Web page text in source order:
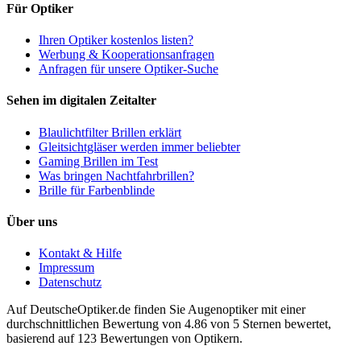
Für Optiker
Ihren Optiker kostenlos listen?
Werbung & Kooperationsanfragen
Anfragen für unsere Optiker-Suche
Sehen im digitalen Zeitalter
Blaulichtfilter Brillen erklärt
Gleitsichtgläser werden immer beliebter
Gaming Brillen im Test
Was bringen Nachtfahrbrillen?
Brille für Farbenblinde
Über uns
Kontakt & Hilfe
Impressum
Datenschutz
AufDeutscheOptiker.de finden Sie Augenoptiker mit einer
durchschnittlichen Bewertung von 4.86 von 5 Sternen bewertet,
basierend auf 123 Bewertungen von Optikern.